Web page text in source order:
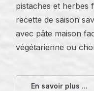
pistaches et herbes
recette de saison
avec pâte maison
végétarienne ou
En savoir plus ...